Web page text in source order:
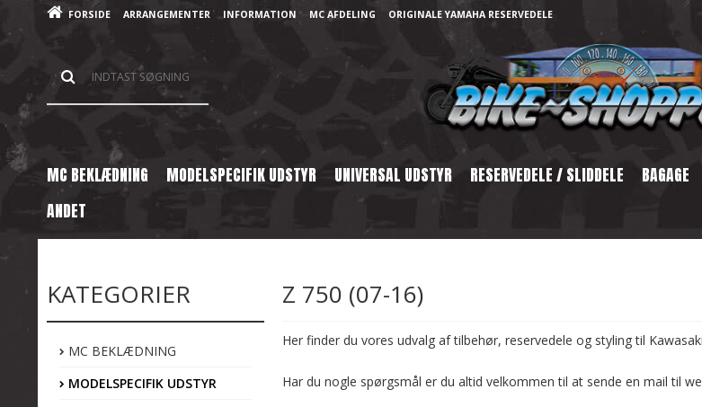
FORSIDE ARRANGEMENTER INFORMATION MC AFDELING ORIGINALE YAMAHA RESERVEDELE
MC BEKLÆDNING MODELSPECIFIK UDSTYR UNIVERSAL UDSTYR RESERVEDELE / SLIDDELE BAGAGE
ANDET
KATEGORIER
MC BEKLÆDNING
MODELSPECIFIK UDSTYR
Z 750 (07-16)
Her finder du vores udvalg af tilbehør, reservedele og styling til
Har du nogle spørgsmål er du altid velkommen til at sende en mail til